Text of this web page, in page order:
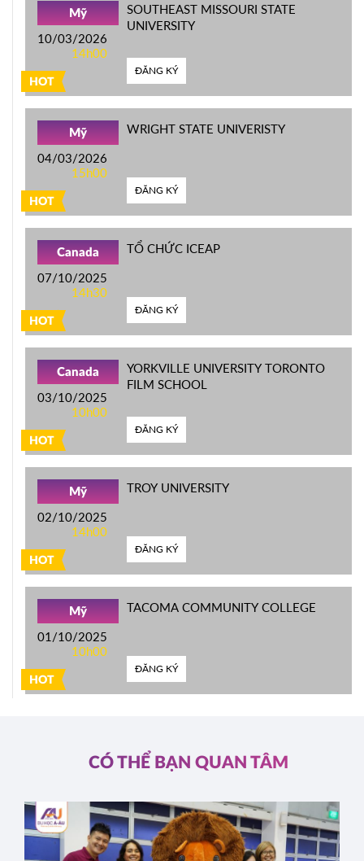
HOT
Mỹ
10/03/2026
14h00
SOUTHEAST MISSOURI STATE
UNIVERSITY
ĐĂNG KÝ
HOT
Mỹ
04/03/2026
15h00
WRIGHT STATE UNIVERISTY
ĐĂNG KÝ
HOT
Canada
07/10/2025
14h30
TỔ CHỨC ICEAP
ĐĂNG KÝ
HOT
Canada
03/10/2025
10h00
YORKVILLE UNIVERSITY TORONTO
FILM SCHOOL
ĐĂNG KÝ
HOT
Mỹ
02/10/2025
14h00
TROY UNIVERSITY
ĐĂNG KÝ
HOT
Mỹ
01/10/2025
10h00
TACOMA COMMUNITY COLLEGE
ĐĂNG KÝ
CÓ THỂ BẠN QUAN TÂM